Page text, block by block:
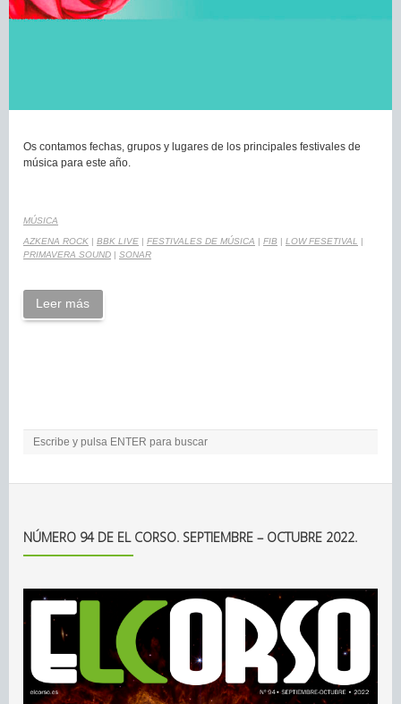
Os contamos fechas, grupos y lugares de los principales festivales de
música para este año.
MÚSICA
AZKENA ROCK | BBK LIVE | FESTIVALES DE MÚSICA | FIB | LOW FESETIVAL
|
PRIMAVERA SOUND | SONAR
Leer más
NÚMERO 94 DE EL CORSO. SEPTIEMBRE – OCTUBRE 2022.